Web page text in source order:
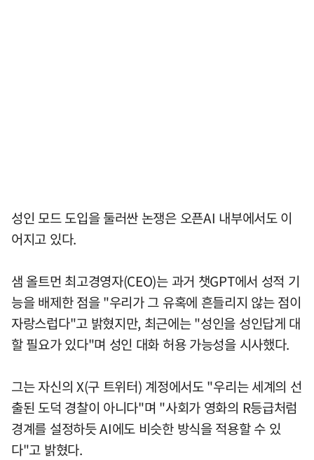
성인 모드 도입을 둘러싼 논쟁은 오픈AI 내부에서도 이
어지고 있다.
샘 올트먼 최고경영자(CEO)는 과거 챗GPT에서 성적 기
능을 배제한 점을 "우리가 그 유혹에 흔들리지 않는 점이
자랑스럽다"고 밝혔지만, 최근에는 "성인을 성인답게 대
할 필요가 있다"며 성인 대화 허용 가능성을 시사했다.
그는 자신의 X(구 트위터) 계정에서도 "우리는 세계의 선
출된 도덕 경찰이 아니다"며 "사회가 영화의 R등급처럼
경계를 설정하듯 AI에도 비슷한 방식을 적용할 수 있
다"고 밝혔다.